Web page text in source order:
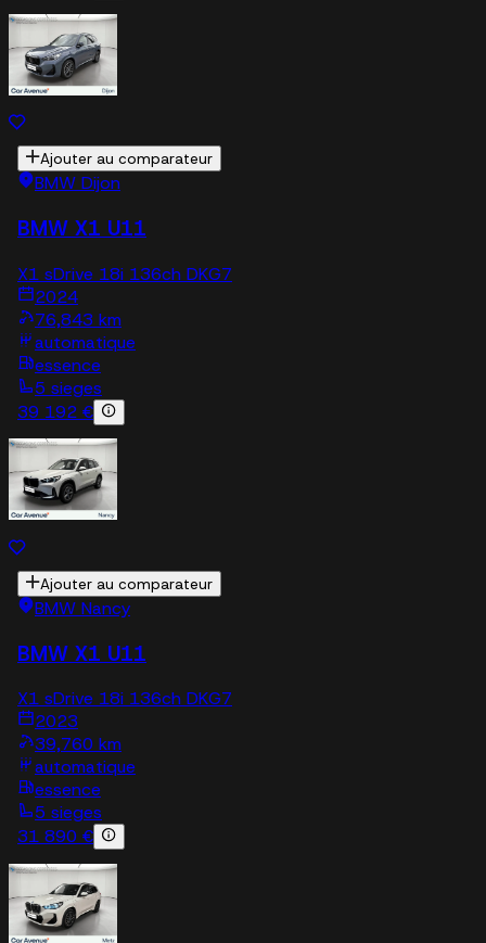
Ajouter au comparateur
BMW Dijon
BMW X1 U11
X1 sDrive 18i 136ch DKG7
2024
76,843 km
automatique
essence
5 sieges
39 192 €
Ajouter au comparateur
BMW Nancy
BMW X1 U11
X1 sDrive 18i 136ch DKG7
2023
39,760 km
automatique
essence
5 sieges
31 890 €